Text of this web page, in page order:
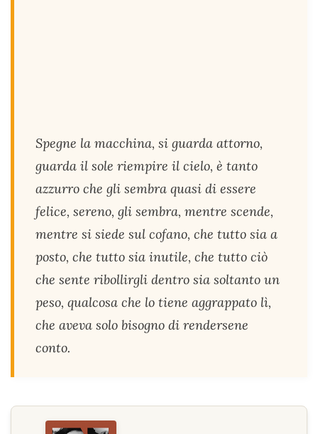
Spegne la macchina, si guarda attorno,
guarda il sole riempire il cielo, è tanto
azzurro che gli sembra quasi di essere
felice, sereno, gli sembra, mentre scende,
mentre si siede sul cofano, che tutto sia a
posto, che tutto sia inutile, che tutto ciò
che sente ribollirgli dentro sia soltanto un
peso, qualcosa che lo tiene aggrappato lì,
che aveva solo bisogno di rendersene
conto.